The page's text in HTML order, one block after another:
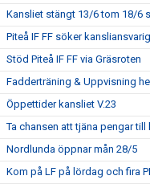
Kansliet stängt 13/6 tom 18/6
Piteå IF FF söker kansliansvarig
Stöd Piteå IF FF via Gräsroten
Fadderträning & Uppvisning
Öppettider kansliet V.23
Ta chansen att tjäna pengar till
Nordlunda öppnar mån 28/5
Kom på LF på lördag och fira